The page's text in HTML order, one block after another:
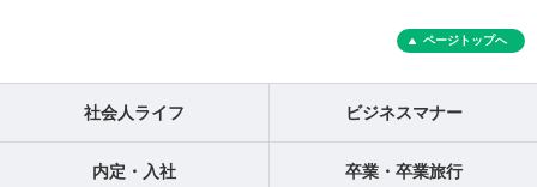
ページトップへ
社会人ライフ ビジネスマナー
内定・入社 卒業・卒業旅行